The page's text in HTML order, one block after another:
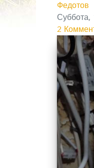
Федотов
Суббота,
2